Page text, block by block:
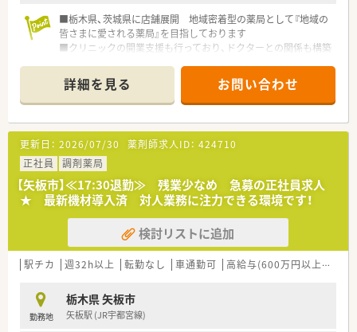
■栃木県、茨城県に店舗展開 地域密着型の薬局として『地域の
皆さまに愛される薬局』を目指しております
■クリニックの開業支援も行っており、ドクターとの関係も構築
詳細を見る お問い合わせ
更新日： 2026/07/30 薬剤師求人ID： 424710
正社員
調剤薬局
【矢板市】≪17:30退勤≫ 残業少なめ 急募の正社員求人
★ 最新機材導入済 対人業務に注力できる環境です！
検討リストに追加
駅チカ 週32h以上 転勤なし 車通勤可 高給与(600万円以上)
勤務地
栃木県 矢板市
矢板駅 (JR宇都宮線)